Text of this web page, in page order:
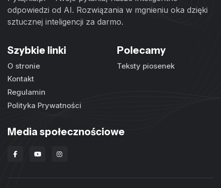
odpowiedzi od AI. Rozwiązania w mgnieniu oka dzięki
sztucznej inteligencji za darmo.
Szybkie linki
O stronie
Kontakt
Regulamin
Polityka Prywatności
Polecamy
Teksty piosenek
Media społecznościowe